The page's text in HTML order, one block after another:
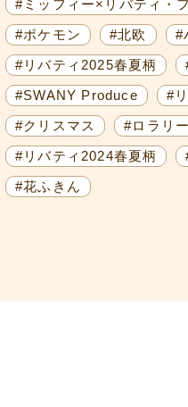
#ミッフィー×リバティ・
#ポケモン
#北欧 #
#リバティ2025春夏柄
#SWANY Produce
#
#クリスマス
#ロラリー
#リバティ2024春夏柄
#花ふきん